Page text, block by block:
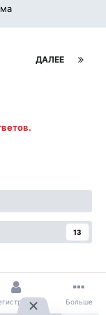
ДАЛЕЕ
13
Больше